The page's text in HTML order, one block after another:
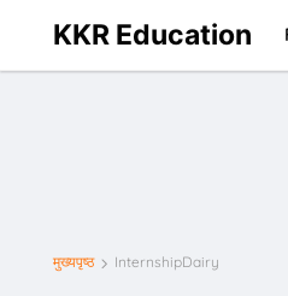
KKR Education
मुख्यपृष्ठ InternshipDairy